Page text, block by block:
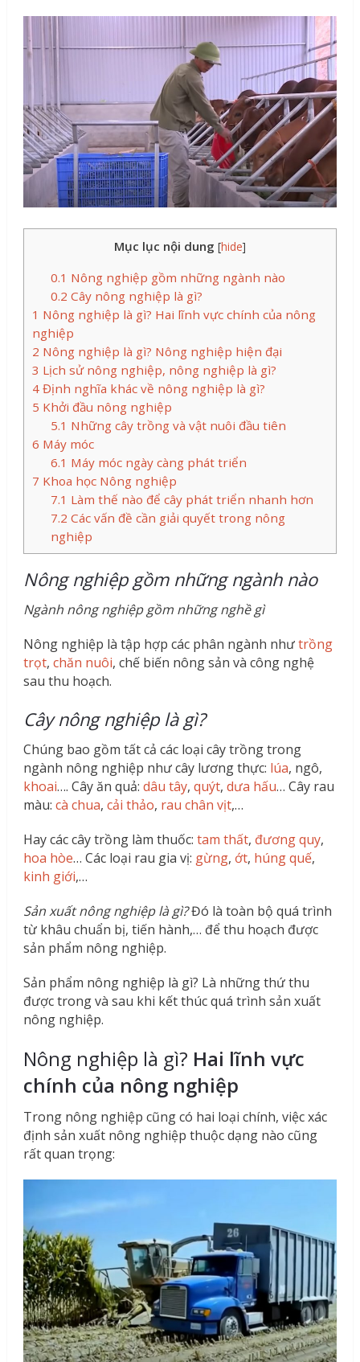
Mục lục nội dung [hide]
0.1 Nông nghiệp gồm những ngành nào
0.2 Cây nông nghiệp là gì?
1 Nông nghiệp là gì? Hai lĩnh vực chính của nông
nghiệp
2 Nông nghiệp là gì? Nông nghiệp hiện đại
3 Lịch sử nông nghiệp, nông nghiệp là gì?
4Định nghĩa khác về nông nghiệp là gì?
5 Khởi đầu nông nghiệp
5.1 Những cây trồng và vật nuôi đầu tiên
6 Máy móc
6.1 Máy móc ngày càng phát triển
7 Khoa học Nông nghiệp
7.1 Làm thế nào để cây phát triển nhanh hơn
7.2 Các vấn đề cần giải quyết trong nông
nghiệp
Nông nghiệp gồm những ngành nào
Ngành nông nghiệp gồm những nghề gì
Nông nghiệp là tập hợp các phân ngành nhưtrồng
trọt, chăn nuôi, chế biến nông sản và công nghệ
sau thu hoạch.
Cây nông nghiệp là gì?
Chúng bao gồm tất cả các loại cây trồng trong
ngành nông nghiệp như cây lương thực: lúa, ngô,
khoai…. Cây ăn quả: dâu tây, quýt, dưa hấu… Cây rau
màu: cà chua, cải thảo, rau chân vịt,…
Hay các cây trồng làm thuốc: tam thất, đương quy,
hoa hòe… Các loại rau gia vị: gừng, ớt, húng quế,
kinh giới,…
Sản xuất nông nghiệp là gì?Đó là toàn bộ quá trình
từ khâu chuẩn bị, tiến hành,… để thu hoạch được
sản phẩm nông nghiệp.
Sản phẩm nông nghiệp là gì? Là những thứ thu
được trong và sau khi kết thúc quá trình sản xuất
nông nghiệp.
Nông nghiệp là gì? Hai lĩnh vực
chính của nông nghiệp
Trong nông nghiệp cũng có hai loại chính, việc xác
định sản xuất nông nghiệp thuộc dạng nào cũng
rất quan trọng: